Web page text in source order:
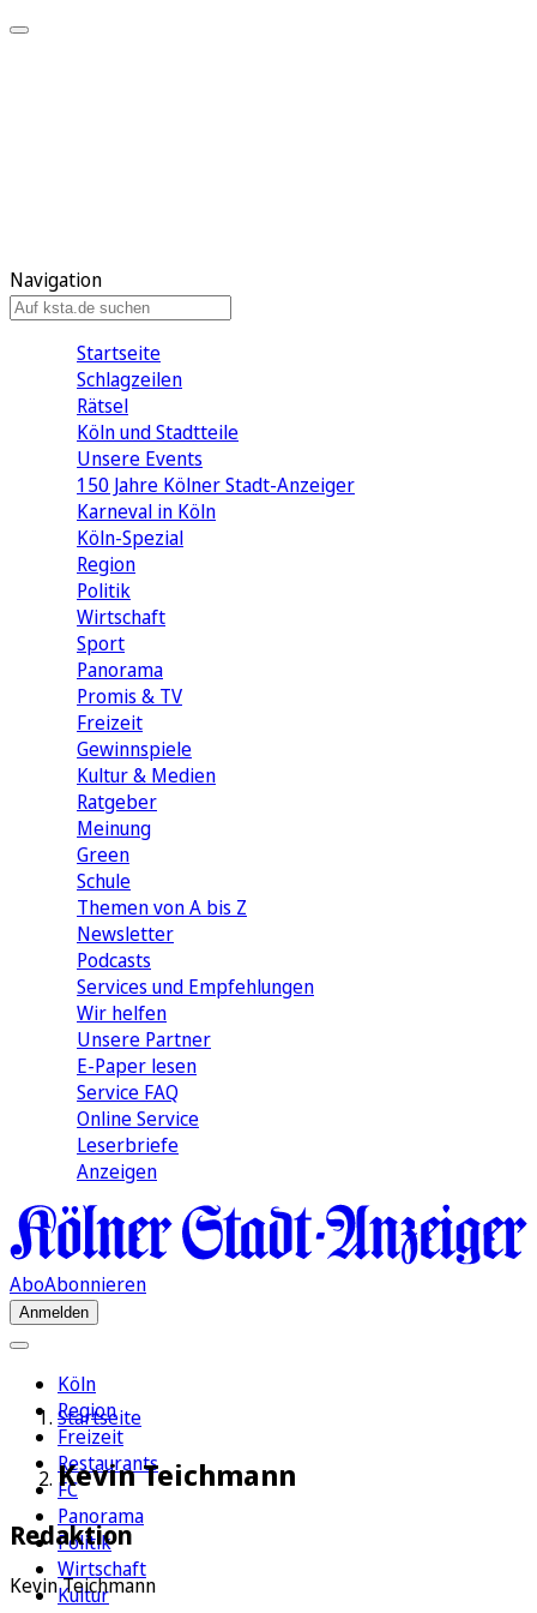
Navigation
Startseite
Schlagzeilen
Rätsel
Köln und Stadtteile
Unsere Events
150 Jahre Kölner Stadt-Anzeiger
Karneval in Köln
Köln-Spezial
Region
Politik
Wirtschaft
Sport
Panorama
Promis & TV
Freizeit
Gewinnspiele
Kultur & Medien
Ratgeber
Meinung
Green
Schule
Themen von A bis Z
Newsletter
Podcasts
Services und Empfehlungen
Wir helfen
Unsere Partner
E-Paper lesen
Service FAQ
Online Service
Leserbriefe
Anzeigen
AboAbonnieren
Anmelden
Köln
Region
Freizeit
Restaurants
FC
Panorama
Politik
Wirtschaft
Kultur
Startseite
Kevin Teichmann
Redaktion
Kevin Teichmann